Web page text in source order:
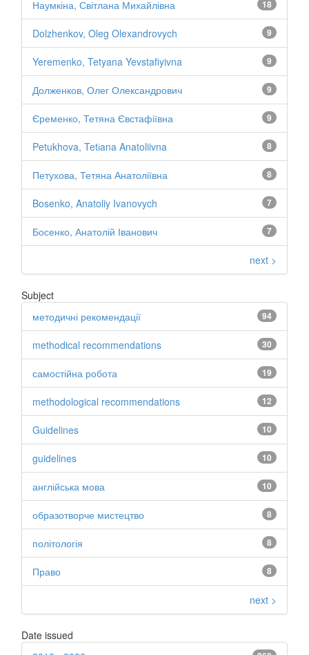
18
Наумкіна, Світлана Михайлівна
9
Dolzhenkov, Oleg Olexandrovych
9
Yeremenko, Tetyana Yevstafiyivna
9
Долженков, Олег Олександрович
9
Єременко, Тетяна Євстафіївна
8
Petukhova, Tetіana Anatoliivna
8
Петухова, Тетяна Анатоліївна
7
Bosenko, Anatoliy Ivanovych
7
Босенко, Анатолій Іванович
next >
Subject
94
методичні рекомендації
30
methodical recommendations
19
самостійна робота
12
methodological recommendations
10
Guidelines
10
guidelines
10
англійська мова
8
образотворче мистецтво
8
політологія
8
Право
next >
Date issued